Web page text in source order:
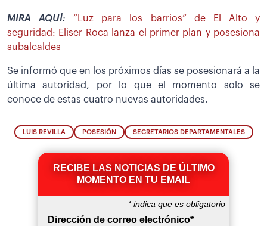
MIRA AQUÍ:
“Luz para los barrios” de El Alto y
seguridad: Eliser Roca lanza el primer plan y posesiona
subalcaldes
Se informó que en los próximos días se posesionará a la
última autoridad, por lo que el momento solo se
conoce de estas cuatro nuevas autoridades.
LUIS REVILLA POSESIÓN SECRETARIOS DEPARTAMENTALES
RECIBE LAS NOTICIAS DE ÚLTIMO
MOMENTO EN TU EMAIL
*indica que es obligatorio
Dirección de correo electrónico*